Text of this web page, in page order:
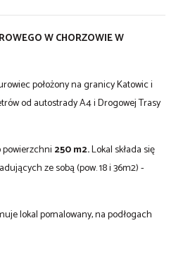
W CHORZOWIE W
położony na granicy Katowic i
od autostrady A4 i Drogowej Trasy
250 m2.Lokal składa się
ze sobą (pow. 18 i 36m2) -
lokal pomalowany, na podłogach